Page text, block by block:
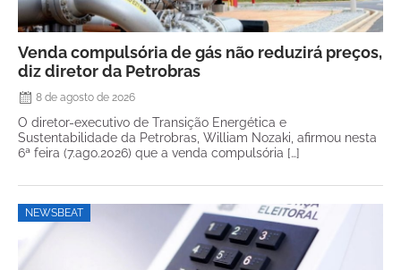
Venda compulsória de gás não reduzirá preços,
diz diretor da Petrobras
8 de agosto de 2026
O diretor-executivo de Transição Energética e
Sustentabilidade da Petrobras, William Nozaki, afirmou nesta
6ª feira (7.ago.2026) que a venda compulsória […]
NEWSBEAT